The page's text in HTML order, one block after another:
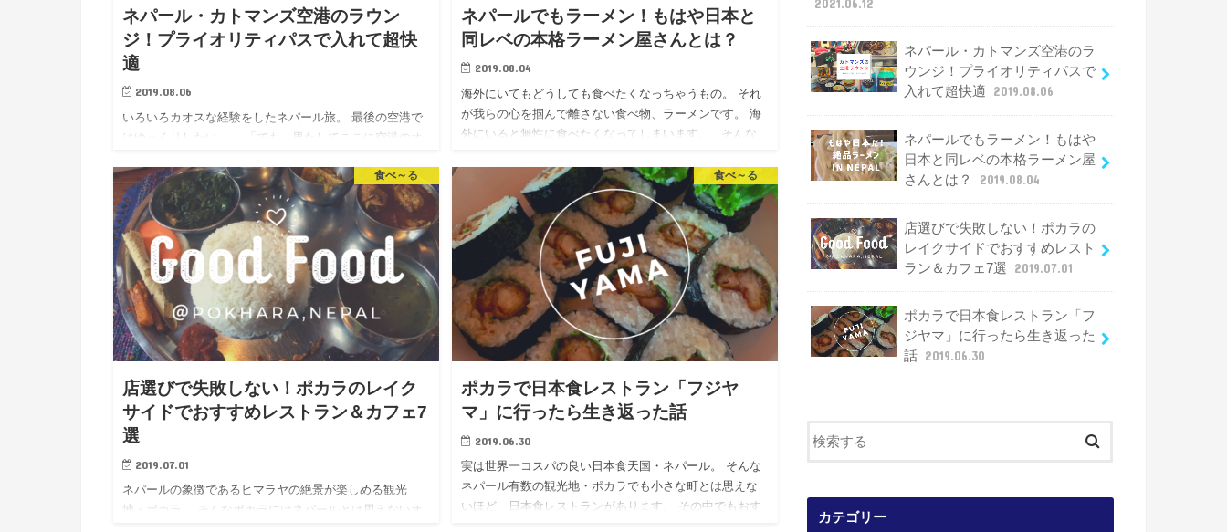
ネパール・カトマンズ空港のラウン
ジ！プライオリティパスで入れて超快
適
2019.08.06
いろいろカオスな経験をしたネパール旅。 最後の空港で
はゆっくりしたい。。 「でも、果たしてここに空港のオ
のではないでしょうか。 でも安心してください。 な
か…
ネパールでもラーメン！もはや日本と
同レベの本格ラーメン屋さんとは？
2019.08.04
海外にいてもどうしても食べたくなっちゃうもの。 それ
が我らの心を掴んで離さない食べ物、ラーメンです。 海
外にいると無性に食べたくなってしまいます。 そんな
食べ～る
店選びで失敗しない！ポカラのレイク
サイドでおすすめレストラン＆カフェ7
選
2019.07.01
ネパールの象徴であるヒマラヤの絶景が楽しめる観光
地・ポカラ。 そんなポカラにはネパールとは思えないオ
食べ～る
ポカラで日本食レストラン「フジヤ
マ」に行ったら生き返った話
2019.06.30
実は世界一コスパの良い日本食天国・ネパール。 そんな
ネパール有数の観光地・ポカラでも小さな町とは思えな
いほど、日本食レストランがあります。 その中でもおす
2021.06.12
ネパール・カトマンズ空港のラ
ウンジ！プライオリティパスで
入れて超快適
2019.08.06
ネパールでもラーメン！もはや
日本と同レベの本格ラーメン屋
さんとは？
2019.08.04
店選びで失敗しない！ポカラの
レイクサイドでおすすめレスト
ラン＆カフェ7選
2019.07.01
ポカラで日本食レストラン「フ
ジヤマ」に行ったら生き返った
話 2019.06.30
カテゴリー